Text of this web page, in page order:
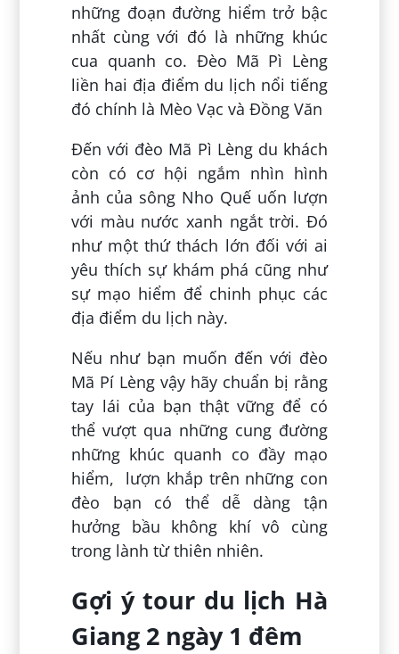
những đoạn đường hiểm trở bậc
nhất cùng với đó là những khúc
cua quanh co. Đèo Mã Pì Lèng
liền hai địa điểm du lịch nổi tiếng
đó chính là Mèo Vạc và Đồng Văn
Đến với đèo Mã Pì Lèng du khách
còn có cơ hội ngắm nhìn hình
ảnh của sông Nho Quế uốn lượn
với màu nước xanh ngắt trời. Đó
như một thứ thách lớn đối với ai
yêu thích sự khám phá cũng như
sự mạo hiểm để chinh phục các
địa điểm du lịch này.
Nếu như bạn muốn đến với đèo
Mã Pí Lèng vậy hãy chuẩn bị rằng
tay lái của bạn thật vững để có
thể vượt qua những cung đường
những khúc quanh co đầy mạo
hiểm, lượn khắp trên những con
đèo bạn có thể dễ dàng tận
hưởng bầu không khí vô cùng
trong lành từ thiên nhiên.
Gợi ý tour du lịch Hà
Giang 2 ngày 1 đêm